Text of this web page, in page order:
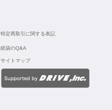
特定商取引に関する表記
紙袋のQ&A
サイトマップ